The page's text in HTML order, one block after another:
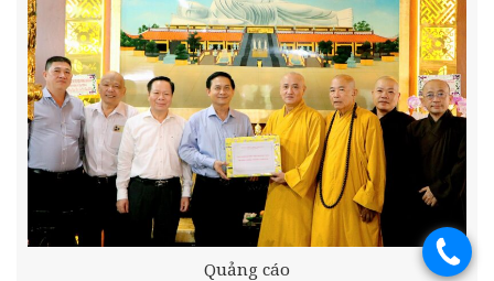
Quảng cáo
.